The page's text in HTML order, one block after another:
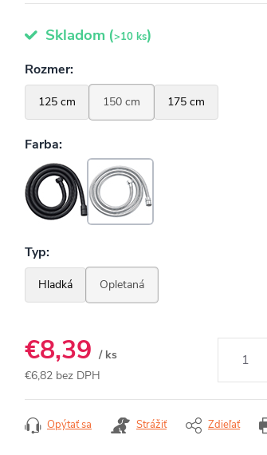
Skladom (>10 ks)
€8,39 / ks
€6,82 bez DPH
Opýtať sa Strážiť Zdieľať